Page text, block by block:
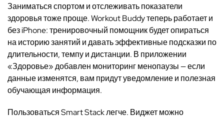
Заниматься спортом и отслеживать показатели
здоровья тоже проще. Workout Buddy теперь работает и
без iPhone: тренировочный помощник будет опираться
на историю занятий и давать эффективные подсказки по
длительности, темпу и дистанции. В приложении
«Здоровье» добавлен мониторинг менопаузы — если
данные изменятся, вам придут уведомление и полезная
обучающая информация.
Пользоваться Smart Stack легче. Виджет можно